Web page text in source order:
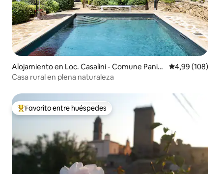
Alojamiento en Loc. Casalini - Comune Panic
ale
Calificación
4,99 (108)
Casa rural en plena naturaleza
Favorito entre los huéspedes más destacados
Favorito entre huéspedes